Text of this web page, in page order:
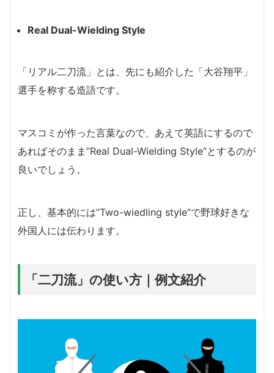
Real Dual-Wielding Style
「リアル二刀流」とは、先にも紹介した「大谷翔平」
選手を称する造語です。
マスコミが作った言葉なので、あえて英語にするので
あればそのまま”Real Dual-Wielding Style”とするのが
良いでしょう。
正し、基本的には”Two-wiedling style”で野球好きな
外国人には伝わります。
「二刀流」の使い方｜例文紹介